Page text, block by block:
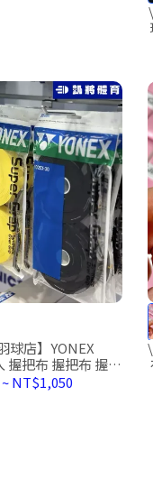
球店】YONEX
握把布 握把布 握把
耐用止滑吸汗
~NT$1,050